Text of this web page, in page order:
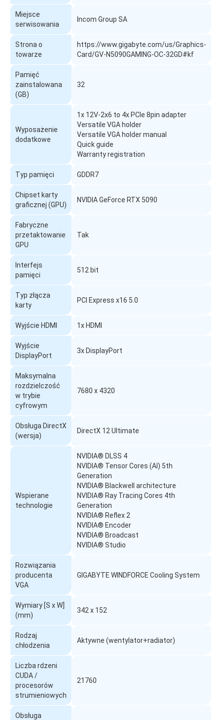
Miejsce
serwisowania
Incom Group SA
Strona o
towarze
https://www.gigabyte.com/us/Graphics-
Card/GV-N5090GAMING-OC-32GD#kf
Pamięć
zainstalowana
(GB)
32
Wyposażenie
dodatkowe
1x 12V-2x6 to 4x PCIe 8pin adapter
Versatile VGA holder
Versatile VGA holder manual
Quick guide
Warranty registration
Typ pamięci GDDR7
Chipset karty
graficznej (GPU)
NVIDIA GeForce RTX 5090
Fabryczne
przetaktowanie
GPU
Tak
Interfejs
pamięci
512 bit
Typ złącza
karty
PCI Express x16 5.0
Wyjście HDMI 1x HDMI
Wyjście
DisplayPort
3x DisplayPort
Maksymalna
rozdzielczość
w trybie
cyfrowym
7680 x 4320
Obsługa DirectX
(wersja)
DirectX 12 Ultimate
Wspierane
technologie
NVIDIA® DLSS 4
NVIDIA® Tensor Cores (AI) 5th
Generation
NVIDIA® Blackwell architecture
NVIDIA® Ray Tracing Cores 4th
Generation
NVIDIA® Reflex 2
NVIDIA® Encoder
NVIDIA® Broadcast
NVIDIA® Studio
Rozwiązania
producenta
VGA
GIGABYTE WINDFORCE Cooling System
Wymiary [S x W]
(mm)
342 x 152
Rodzaj
chłodzenia
Aktywne (wentylator+radiator)
Liczba rdzeni
CUDA /
procesorów
strumieniowych
21760
Obsługa